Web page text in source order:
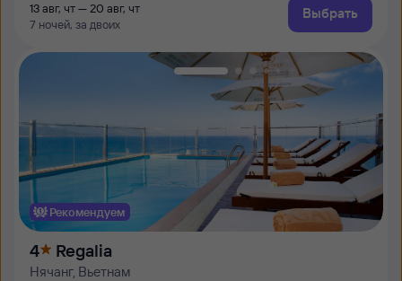
13 авг, чт — 20 авг, чт
7 ночей, за двоих
Выбрать
Рекомендуем
4 Regalia
Нячанг, Вьетнам